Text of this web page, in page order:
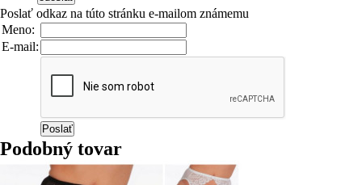
Poslať odkaz na túto stránku e-mailom známemu
Meno:
E-mail:
Podobný tovar